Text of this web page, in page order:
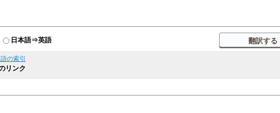
日本語⇒英語
の索引
リンク